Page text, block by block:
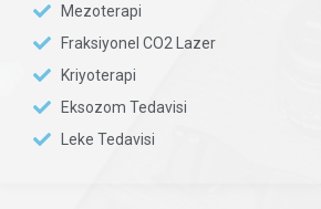
Mezoterapi
Fraksiyonel CO2 Lazer​
Kriyoterapi
Eksozom Tedavisi
Leke Tedavisi